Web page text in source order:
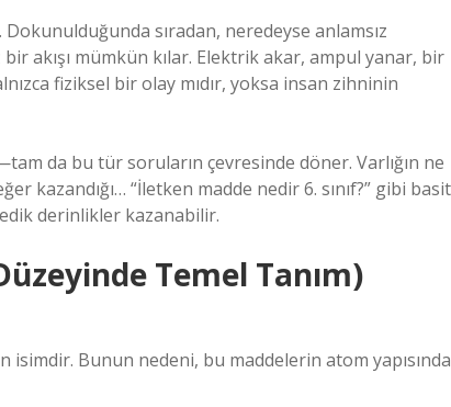
sıradan, neredeyse anlamsız
akışı mümkün kılar. Elektrik akar, ampul yanar, bir
fiziksel bir olay mıdır, yoksa insan zihninin
da bu tür soruların çevresinde döner. Varlığın ne
kazandığı… “İletken madde nedir 6. sınıf?” gibi basit
derinlikler kazanabilir.
Temel Tanım)
Bunun nedeni, bu maddelerin atom yapısında